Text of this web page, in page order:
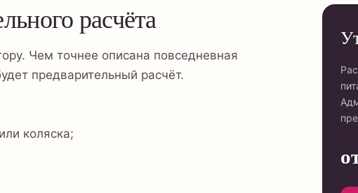
расчёта
Чем точнее описана повседневная
предварительный расчёт.
коляска;